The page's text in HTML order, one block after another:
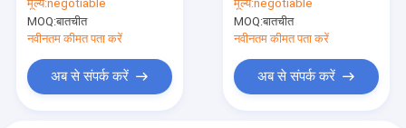
मूल्य:negotiable
MOQ:बातचीत
नवीनतम कीमत पता करें
अब से संपर्क करें
मूल्य:negotiable
MOQ:बातचीत
नवीनतम कीमत पता करें
अब से संपर्क करें